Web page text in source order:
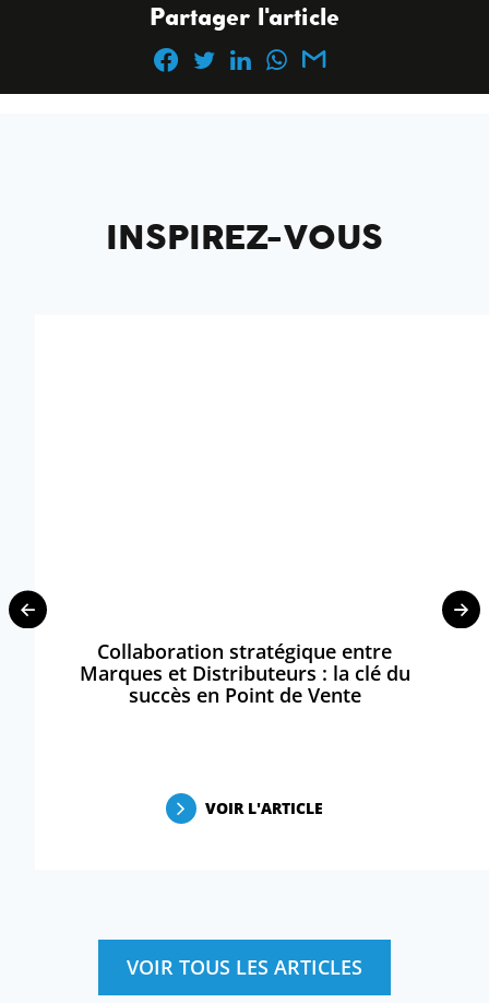
Partager l'article
INSPIREZ-VOUS
Collaboration stratégique entre
Marques et Distributeurs : la clé du
succès en Point de Vente
VOIR L'ARTICLE
VOIR TOUS LES ARTICLES